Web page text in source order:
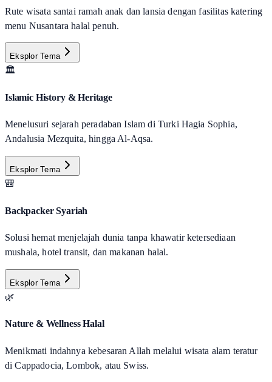
Rute wisata santai ramah anak dan lansia dengan fasilitas katering
menu Nusantara halal penuh.
Eksplor Tema
🏛️
Islamic History & Heritage
Menelusuri sejarah peradaban Islam di Turki Hagia Sophia,
Andalusia Mezquita, hingga Al-Aqsa.
Eksplor Tema
🎒
Backpacker Syariah
Solusi hemat menjelajah dunia tanpa khawatir ketersediaan
mushala, hotel transit, dan makanan halal.
Eksplor Tema
🌿
Nature & Wellness Halal
Menikmati indahnya kebesaran Allah melalui wisata alam teratur
di Cappadocia, Lombok, atau Swiss.